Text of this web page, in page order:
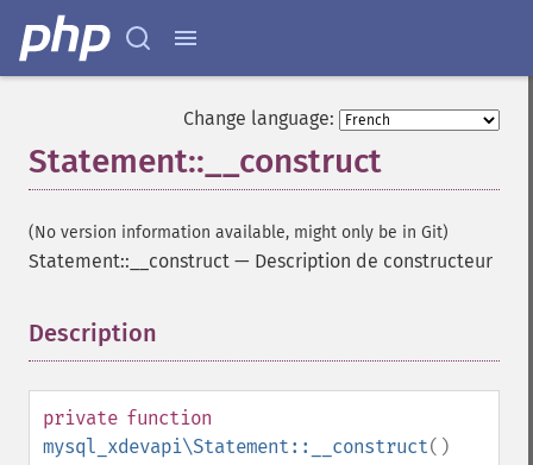
Change language:
Statement::__construct
(No version information available, might only be in Git)
Statement::__construct — Description de constructeur
Description
private function
mysql_xdevapi\Statement::__construct()